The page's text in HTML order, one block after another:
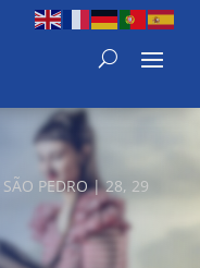
SÃO PEDRO | 28, 29